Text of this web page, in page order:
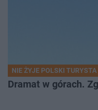
NIE ŻYJE POLSKI TURYSTA
Dramat w górach.